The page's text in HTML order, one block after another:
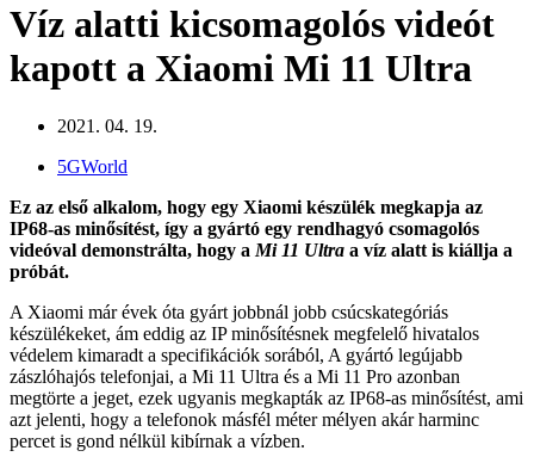
Víz alatti kicsomagolós videót
kapott a Xiaomi Mi 11 Ultra
2021. 04. 19.
5GWorld
Ez az első alkalom, hogy egy Xiaomi készülék megkapja az
IP68-as minősítést, így a gyártó egy rendhagyó csomagolós
videóval demonstrálta, hogy aMi 11 Ultra a víz alatt is kiállja a
próbát.
A Xiaomi már évek óta gyárt jobbnál jobb csúcskategóriás
készülékeket, ám eddig az IP minősítésnek megfelelő hivatalos
védelem kimaradt a specifikációk sorából, A gyártó legújabb
zászlóhajós telefonjai, a Mi 11 Ultra és a Mi 11 Pro azonban
megtörte a jeget, ezek ugyanis megkapták az IP68-as minősítést, ami
azt jelenti, hogy a telefonok másfél méter mélyen akár harminc
percet is gond nélkül kibírnak a vízben.